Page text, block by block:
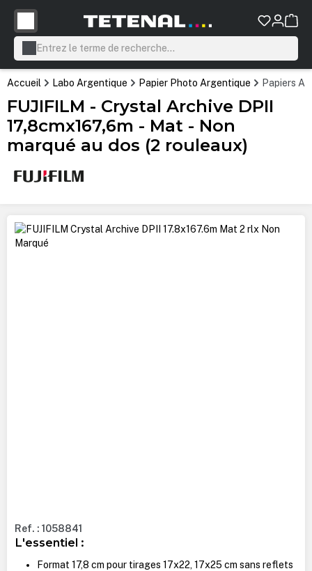
principal
Accueil Labo Argentique Papier Photo Argentique Papiers
FUJIFILM - Crystal Archive DPII
17,8cmx167,6m - Mat - Non
marqué au dos (2 rouleaux)
Ignorer la galerie d'images
Ref. : 1058841
L'essentiel :
Format 17,8 cm pour tirages 17x22, 17x25 cm sans reflets